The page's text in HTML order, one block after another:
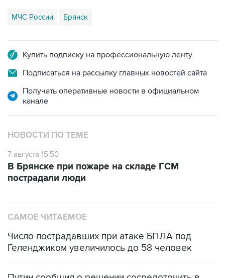
МЧС России Брянск
Купить подписку на профессиональную ленту
Подписаться на рассылку главных новостей сайта
Получать оперативные новости в официальном
канале
НОВОСТИ ПО ТЕМЕ
7 августа 15:50
В Брянске при пожаре на складе ГСМ
пострадали люди
САМОЕ ЧИТАЕМОЕ
Число пострадавших при атаке БПЛА под
Геленджиком увеличилось до 58 человек